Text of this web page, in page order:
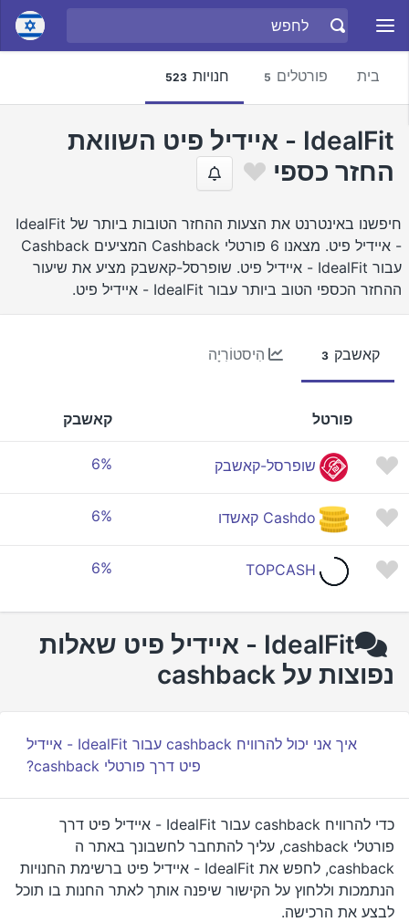
בית פורטלים 5 חנויות 523
IdealFit - איידיל פיט השוואת
החזר כספי
חיפשנו באינטרנט את הצעות ההחזר הטובות ביותר של IdealFit
- איידיל פיט. מצאנו 6 פורטלי Cashback המציעים Cashback
עבור IdealFit - איידיל פיט. שופרסל-קאשבק מציע את שיעור
ההחזר הכספי הטוב ביותר עבור IdealFit - איידיל פיט.
קאשבק 3 הִיסטוֹרִיָה
פורטל קאשבק
שופרסל-קאשבק 6%
Cashdo קאשדו 6%
TOPCASH
6%
IdealFit - איידיל פיט שאלות
נפוצות על cashback
איך אני יכול להרוויח cashback עבור IdealFit - איידיל
פיט דרך פורטלי cashback?
כדי להרוויח cashback עבור IdealFit - איידיל פיט דרך
פורטלי cashback, עליך להתחבר לחשבונך באתר ה
cashback, לחפש את IdealFit - איידיל פיט ברשימת החנויות
הנתמכות וללחוץ על הקישור שיפנה אותך לאתר החנות בו תוכל
לבצע את הרכישה.